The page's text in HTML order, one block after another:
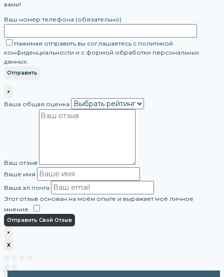
вами!
Ваш номер телефона (обязательно)
Нажимая отправить вы соглашаетесь с политикой
конфиденциальности и с формой обработки персональных
данных.
×
Ваша общая оценка
Ваш отзыв
Ваше имя
Ваша эл.почта
Этот отзыв основан на моём опыте и выражает моё личное
мнение.
Отправить Свой Отзыв
×
X